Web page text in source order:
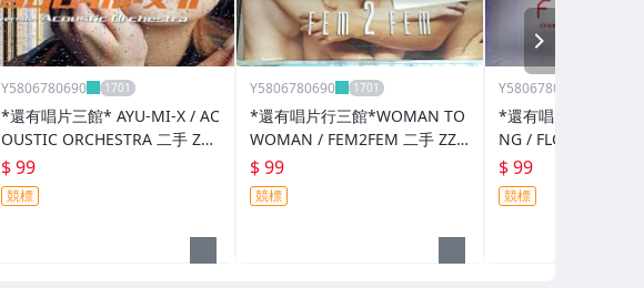
Y5806780690
*還有唱片三館* AYU-MI-X / AC
OUSTIC ORCHESTRA 二手 ZZ1
355 (需競標)
$ 99
競標
Y5806780690
*還有唱片行三館*WOMAN TO
WOMAN / FEM2FEM 二手 ZZ1
3750(競標)
$ 99
競標
Y5806780690
*還有唱片三館
NG / FLOWER 全新
競標)
$ 99
競標